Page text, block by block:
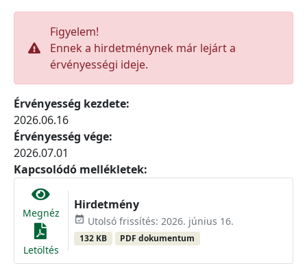
Figyelem!
Ennek a hirdetménynek már lejárt a
érvényességi ideje.
Érvényesség kezdete:
2026.06.16
Érvényesség vége:
2026.07.01
Kapcsolódó mellékletek:
Megnéz
Letöltés
Hirdetmény
event_available Utolsó frissítés: 2026. június 16.
132 KB PDF dokumentum